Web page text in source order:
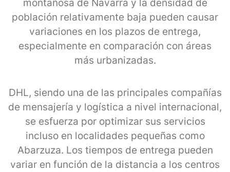
montañosa de Navarra y la densidad de
población relativamente baja pueden causar
variaciones en los plazos de entrega,
especialmente en comparación con áreas
más urbanizadas.
DHL, siendo una de las principales compañías
de mensajería y logística a nivel internacional,
se esfuerza por optimizar sus servicios
incluso en localidades pequeñas como
Abarzuza. Los tiempos de entrega pueden
variar en función de la distancia a los centros